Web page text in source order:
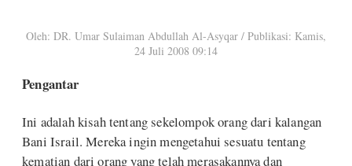
Oleh: DR. Umar Sulaiman Abdullah Al-Asyqar / Publikasi: Kamis,
24 Juli 2008 09:14
Pengantar
Ini adalah kisah tentang sekelompok orang dari kalangan
Bani Israil. Mereka ingin mengetahui sesuatu tentang
kematian dari orang yang telah merasakannya dan